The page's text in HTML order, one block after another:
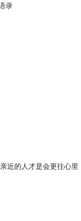
近的人才是会更往心里